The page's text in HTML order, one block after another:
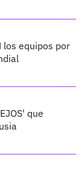
los equipos por
que